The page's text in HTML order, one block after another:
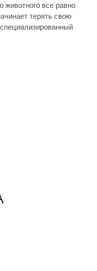
животного все равно
терять свою